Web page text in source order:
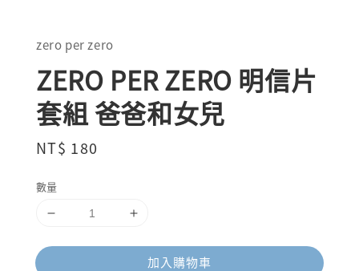
zero per zero
ZERO PER ZERO 明信片
套組 爸爸和女兒
Regular
NT$ 180
數量
加入購物車